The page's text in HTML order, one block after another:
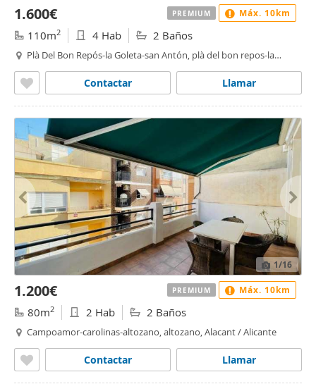
1.600€
110m2 4 Hab 2 Baños
Plà Del Bon Repós-la Goleta-san Antón, plà del bon repos-la
Llamar
Contactar
PREMIUM Máx. 10km
1/16
1.200€
80m2 2 Hab 2 Baños
Campoamor-carolinas-altozano, altozano, Alacant / Alicante
Llamar
Contactar
PREMIUM Máx. 10km